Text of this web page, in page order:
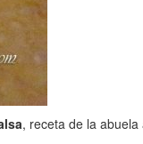
, receta de la